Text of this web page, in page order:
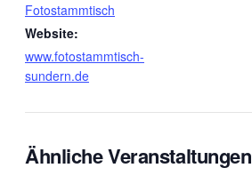
Fotostammtisch
Website:
www.fotostammtisch-
sundern.de
Ähnliche Veranstaltungen